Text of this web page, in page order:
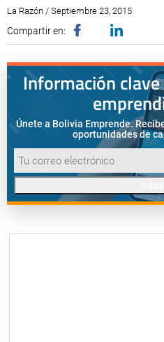
La Razón / Septiembre 23, 2015
Compartir en:
Información
Únete a Bolivia Emprende.
oportunidades de